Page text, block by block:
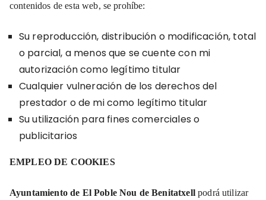
contenidos de esta web, se prohíbe:
Su reproducción, distribución o modificación, total
o parcial, a menos que se cuente con mi
autorización como legítimo titular
Cualquier vulneración de los derechos del
prestador o de mi como legítimo titular
Su utilización para fines comerciales o
publicitarios
EMPLEO DE COOKIES
Ayuntamiento de El Poble Nou de Benitatxellpodrá utilizar